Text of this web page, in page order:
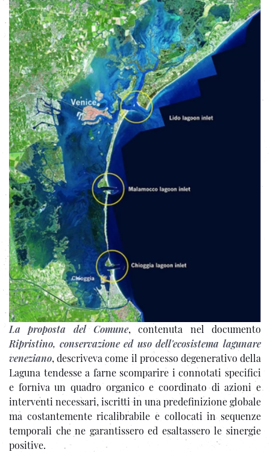
La proposta del Comune, contenuta nel documento
Ripristino, conservazione ed uso dell'ecosistema lagunare
veneziano, descriveva come il processo degenerativo della
Laguna tendesse a farne scomparire i connotati specifici
e forniva un quadro organico e coordinato di azioni e
interventi necessari, iscritti in una predefinizione globale
ma costantemente ricalibrabile e collocati in sequenze
temporali che ne garantissero ed esaltassero le sinergie
positive.